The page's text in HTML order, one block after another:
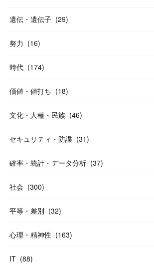
遺伝・遺伝子 (29)
努力 (16)
時代 (174)
価値・値打ち (18)
文化・人種・民族 (46)
セキュリティ・防諜 (31)
確率・統計・データ分析 (37)
社会 (300)
平等・差別 (32)
心理・精神性 (163)
IT (88)